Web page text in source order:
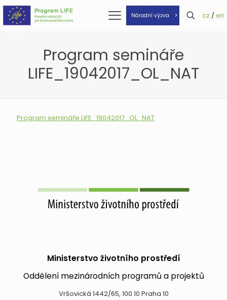
Národní výzva cz / en
Program semináře
LIFE_19042017_OL_NAT
Program semináře LIFE_19042017_OL_NAT
Ministerstvo životního prostředí
Oddělení mezinárodních programů a projektů
Vršovická 1442/65, 100 10 Praha 10